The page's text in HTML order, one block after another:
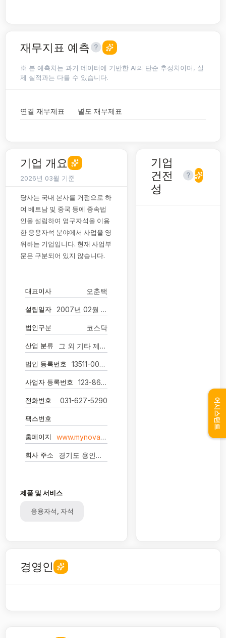
재무지표 예측
※ 본 예측치는 과거 데이터에 기반한 AI의 단순 추정치이며, 실
제 실적과는 다를 수 있습니다.
연결 재무제표 별도 재무제표
기업 개요
2026년 03월 기준
당사는 국내 본사를 거점으로 하
여 베트남 및 중국 등에 종속법
인을 설립하여 영구자석을 이용
한 응용자석 분야에서 사업을 영
위하는 기업입니다. 현재 사업부
문은 구분되어 있지 않습니다.
대표이사 오춘택
설립일자 2007년 02월 23일
법인구분 코스닥
산업 분류 그 외 기타 제품 제조업
법인 등록번호 13511-0083661
사업자 등록번호 123-86-09157
전화번호 031-627-5290
팩스번호
홈페이지 www.mynovatech.com
회사 주소 경기도 용인시 기흥구 흥덕중앙로 120 1101호, 1105호, 1106호, 1107호, 1111호, 1112호, 1113호(영덕동, ？
제품 및 서비스
응용자석, 자석
기업
건전
성
경영인
어시스턴트